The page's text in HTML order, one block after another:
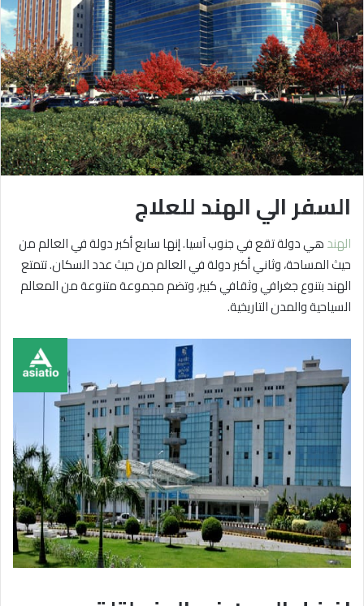
السفر الي الهند للعلاج
الهندهي دولة تقع في جنوب آسيا. إنها سابع أكبر دولة في العالم من
حيث المساحة، وثاني أكبر دولة في العالم من حيث عدد السكان. تتمتع
الهند بتنوع جغرافي وثقافي كبير، وتضم مجموعة متنوعة من المعالم
السياحية والمدن التاريخية.